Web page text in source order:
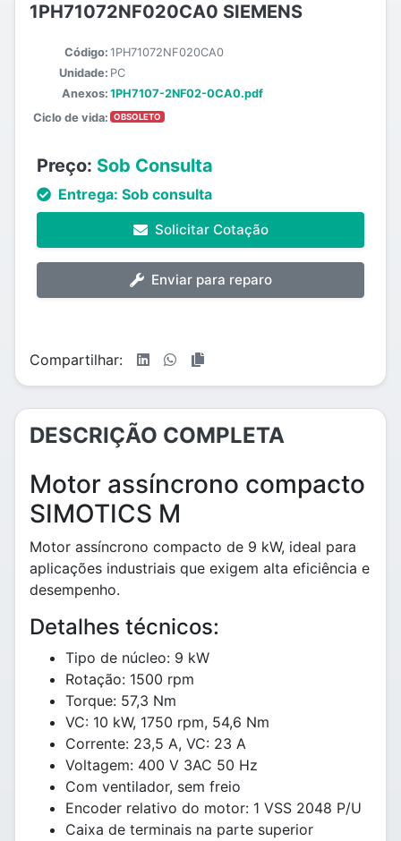
1PH71072NF020CA0 SIEMENS
Código: 1PH71072NF020CA0
Unidade: PC
Anexos: 1PH7107-2NF02-0CA0.pdf
Ciclo de vida:
OBSOLETO
Preço: Sob Consulta
Entrega: Sob consulta
Solicitar Cotação
Enviar para reparo
Compartilhar:
DESCRIÇÃO COMPLETA
Motor assíncrono compacto
SIMOTICS M
Motor assíncrono compacto de 9 kW, ideal para
aplicações industriais que exigem alta eficiência e
desempenho.
Detalhes técnicos:
Tipo de núcleo: 9 kW
Rotação: 1500 rpm
Torque: 57,3 Nm
VC: 10 kW, 1750 rpm, 54,6 Nm
Corrente: 23,5 A, VC: 23 A
Voltagem: 400 V 3AC 50 Hz
Com ventilador, sem freio
Encoder relativo do motor: 1 VSS 2048 P/U
Caixa de terminais na parte superior